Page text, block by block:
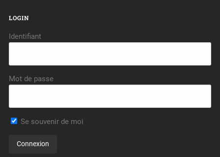
LOGIN
Identifiant
Mot de passe
Se souvenir de moi